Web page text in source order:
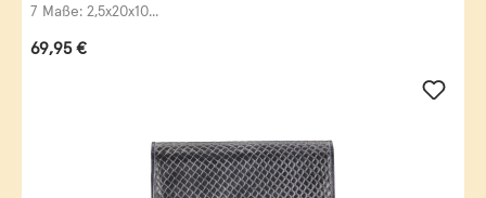
7 Maße: 2,5x20x10...
Regulärer Preis:
69,95 €